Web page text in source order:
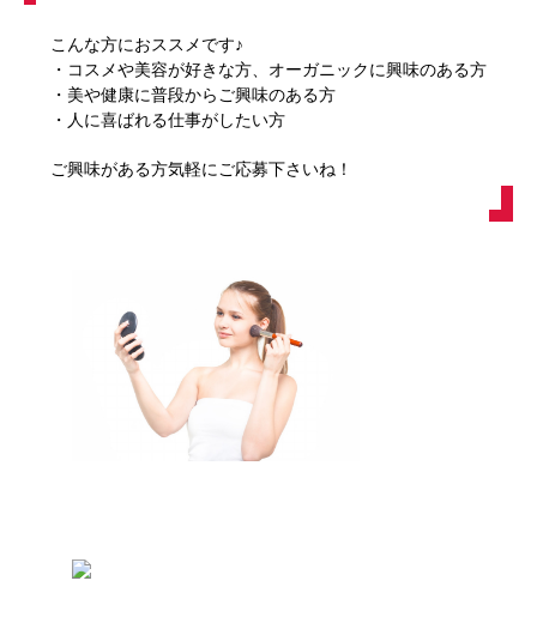
こんな方におススメです♪
・コスメや美容が好きな方、オーガニックに興味のある方
・美や健康に普段からご興味のある方
・人に喜ばれる仕事がしたい方
ご興味がある方気軽にご応募下さいね！